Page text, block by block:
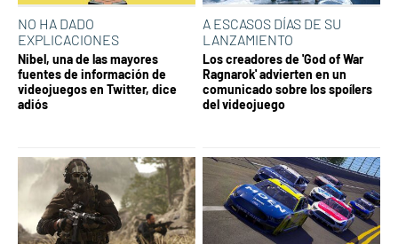
NO HA DADO
EXPLICACIONES
Nibel, una de las mayores
fuentes de información de
videojuegos en Twitter, dice
adiós
A ESCASOS DÍAS DE SU
LANZAMIENTO
Los creadores de 'God of War
Ragnarok' advierten en un
comunicado sobre los spoílers
del videojuego